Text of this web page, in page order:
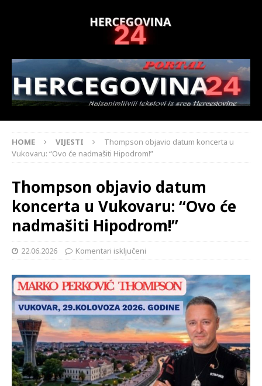
HOME VIJESTI
Thompson objavio datum koncerta u
Vukovaru: “Ovo će nadmašiti Hipodrom!”
Thompson objavio datum
koncerta u Vukovaru: “Ovo će
nadmašiti Hipodrom!”
22.06.2026 Komentari isključeni